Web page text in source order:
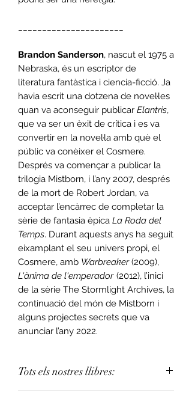
Brandon Sanderson, nascut el 1975 a
Nebraska, és un escriptor de
literatura fantàstica i ciencia-ficció. Ja
havia escrit una dotzena de novel·les
quan va aconseguir publicar Elantris,
que va ser un èxit de crítica i es va
convertir en la novel·la amb què el
públic va conèixer el Cosmere.
Després va començar a publicar la
trilogia Mistborn, i l’any 2007, després
de la mort de Robert Jordan, va
acceptar l’encàrrec de completar la
sèrie de fantasia èpica La Roda del
Temps. Durant aquests anys ha seguit
eixamplant el seu univers propi, el
Cosmere, amb Warbreaker(2009),
L'ànima de l'emperador (2012), l’inici
de la sèrie The Stormlight Archives, la
continuació del món de Mistborn i
alguns projectes secrets que va
anunciar l’any 2022.
Tots els nostres llibres: